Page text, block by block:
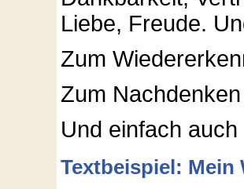
Liebe, Freude.
Zum
Zum Nachdenken
Und einfach
Textbeispiel: Mein